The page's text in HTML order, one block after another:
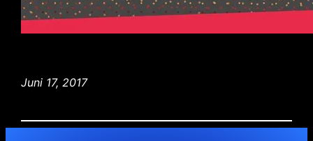
Juni 17, 2017